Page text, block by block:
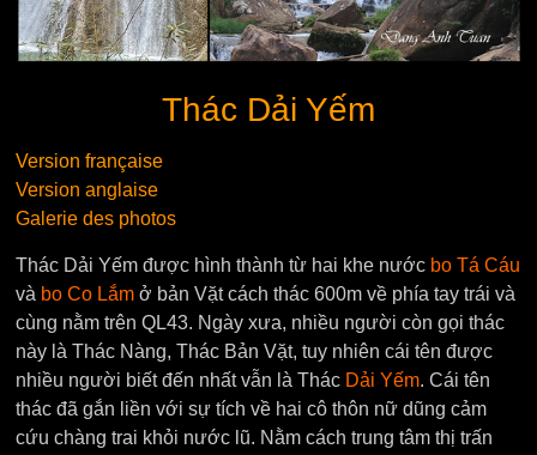
Thác Dải Yếm
Version française
Version anglaise
Galerie des photos
Thác Dải Yếm được hình thành từ hai khe nước bo Tá Cáu
và bo Co Lắm ở bản Vặt cách thác 600m về phía tay trái và
cùng nằm trên QL43. Ngày xưa, nhiều người còn gọi thác
này là Thác Nàng, Thác Bản Vặt, tuy nhiên cái tên được
nhiều người biết đến nhất vẫn là Thác Dải Yếm. Cái tên
thác đã gắn liền với sự tích về hai cô thôn nữ dũng cảm
cứu chàng trai khỏi nước lũ. Nằm cách trung tâm thị trấn